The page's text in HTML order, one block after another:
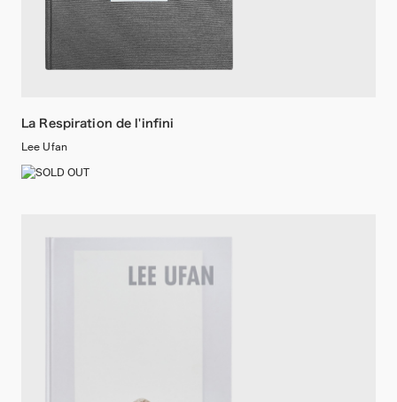
La Respiration de l'infini
Lee Ufan